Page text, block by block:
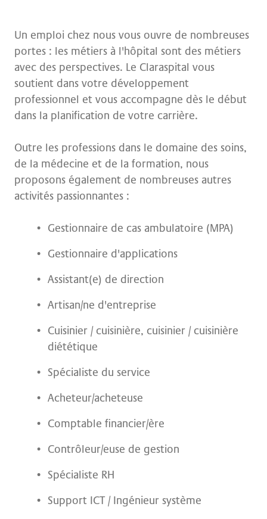
Un emploi chez nous vous ouvre de nombreuses
portes : les métiers à l'hôpital sont des métiers
avec des perspectives. Le Claraspital vous
soutient dans votre développement
professionnel et vous accompagne dès le début
dans la planification de votre carrière.
Outre les professions dans le domaine des soins,
de la médecine et de la formation, nous
proposons également de nombreuses autres
activités passionnantes :
Gestionnaire de cas ambulatoire (MPA)
Gestionnaire d'applications
Assistant(e) de direction
Artisan/ne d'entreprise
Cuisinier / cuisinière, cuisinier / cuisinière
diététique
Spécialiste du service
Acheteur/acheteuse
Comptable financier/ère
Contrôleur/euse de gestion
Spécialiste RH
Support ICT / Ingénieur système